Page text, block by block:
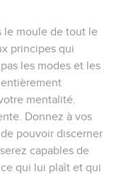
le moule de tout le
principes qui
les modes et les
mentalité.
Donnez à vos
pouvoir discerner
capables de
qui lui plaît et qui